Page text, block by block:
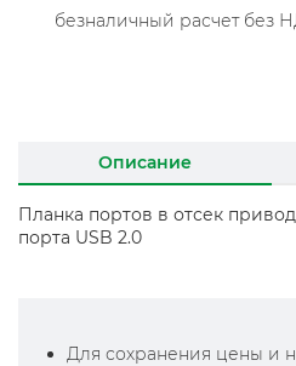
безналичный расчет без
Описание
Планка портов в отсек
порта USB 2.0
Для сохранения цены и